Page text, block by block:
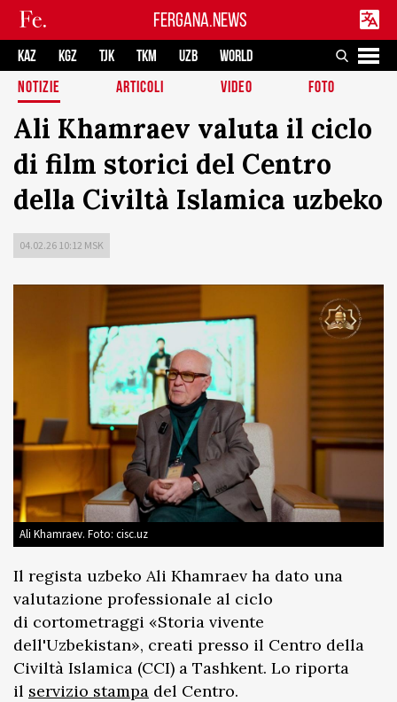
FERGANA.NEWS
KAZ KGZ TJK TKM UZB
WORLD
NOTIZIE
ARTICOLI VIDEO FOTO
Ali Khamraev valuta il ciclo
di film storici del Centro
della Civiltà Islamica uzbeko
04.02.26 10:12 MSK
Ali Khamraev. Foto: cisc.uz
Il regista uzbeko Ali Khamraev ha dato una
valutazione professionale al ciclo
di cortometraggi «Storia vivente
dell'Uzbekistan», creati presso il Centro della
Civiltà Islamica (CCI) a Tashkent. Lo riporta
il servizio stampa del Centro.